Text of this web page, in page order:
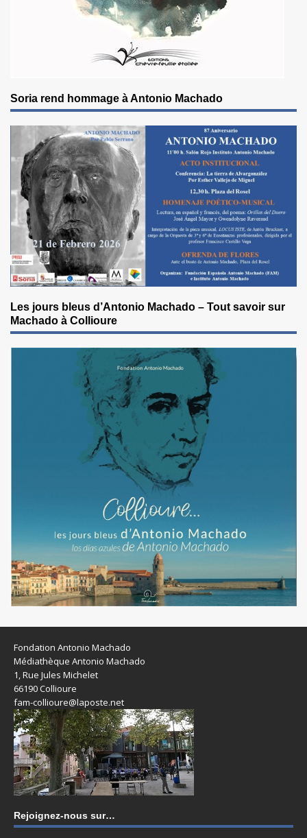
Soria rend hommage à Antonio Machado
Les jours bleus d’Antonio Machado – Tout savoir sur
Machado à Collioure
Fondation Antonio Machado
Médiathèque Antonio Machado
1, Rue Jules Michelet
66190 Collioure
fam-collioure@laposte.net
Rejoignez-nous sur…